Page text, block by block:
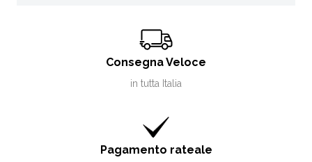
Consegna Veloce
in tutta Italia
Pagamento rateale